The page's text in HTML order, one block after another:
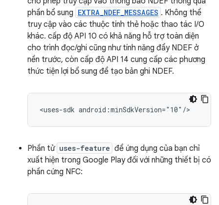
phần bổ sung EXTRA_NDEF_MESSAGES . Không thể
truy cập vào các thuộc tính thẻ hoặc thao tác I/O
khác. cấp độ API 10 có khả năng hỗ trợ toàn diện
cho trình đọc/ghi cũng như tính năng đẩy NDEF ở
nền trước, còn cấp độ API 14 cung cấp các phương
thức tiện lợi bổ sung để tạo bản ghi NDEF.
<uses-sdk android:minSdkVersion="10"/>
Phần tử uses-feature để ứng dụng của bạn chỉ
xuất hiện trong Google Play đối với những thiết bị có
phần cứng NFC: